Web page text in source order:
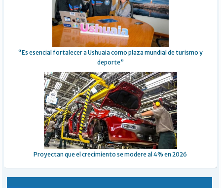
“Es esencial fortalecer a Ushuaia como plaza mundial de turismo y
deporte”
Proyectan que el crecimiento se modere al 4% en 2026